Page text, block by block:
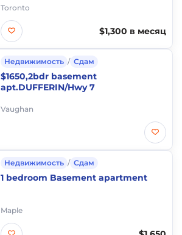
Toronto
$1,300 в месяц
Недвижимость / Сдам
$1650,2bdr basement
apt.DUFFERIN/Hwy 7
Vaughan
Недвижимость / Сдам
1 bedroom Basement apartment
Maple